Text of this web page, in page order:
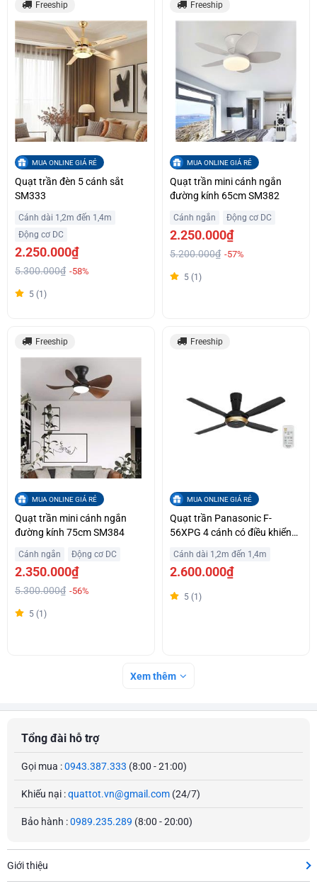
Freeship
MUA ONLINE GIÁ RẺ
Quạt trần đèn 5 cánh sắt
SM333
Cánh dài 1,2m đến 1,4m
Động cơ DC
2.250.000₫
5.300.000₫ -58%
5 (1)
Freeship
MUA ONLINE GIÁ RẺ
Quạt trần mini cánh ngắn
đường kính 65cm SM382
Cánh ngắn Động cơ DC
2.250.000₫
5.200.000₫ -57%
5 (1)
Freeship
MUA ONLINE GIÁ RẺ
Quạt trần mini cánh ngắn
đường kính 75cm SM384
Cánh ngắn Động cơ DC
2.350.000₫
5.300.000₫ -56%
5 (1)
Freeship
MUA ONLINE GIÁ RẺ
Quạt trần Panasonic F-
56XPG 4 cánh có điều khiển
Cánh dài 1,2m đến 1,4m
2.600.000₫
5 (1)
Xem thêm
Tổng đài hỗ trợ
Gọi mua :0943.387.333 (8:00 - 21:00)
Khiếu nại :quattot.vn@gmail.com (24/7)
Bảo hành :0989.235.289 (8:00 - 20:00)
Giới thiệu